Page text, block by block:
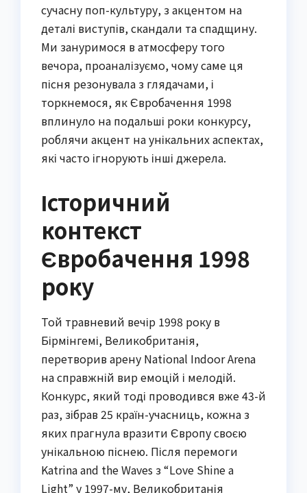
сучасну поп-культуру, з акцентом на
деталі виступів, скандали та спадщину.
Ми зануримося в атмосферу того
вечора, проаналізуємо, чому саме ця
пісня резонувала з глядачами, і
торкнемося, як Євробачення 1998
вплинуло на подальші роки конкурсу,
роблячи акцент на унікальних аспектах,
які часто ігнорують інші джерела.
Історичний
контекст
Євробачення 1998
року
Той травневий вечір 1998 року в
Бірмінгемі, Великобританія,
перетворив арену National Indoor Arena
на справжній вир емоцій і мелодій.
Конкурс, який тоді проводився вже 43-й
раз, зібрав 25 країн-учасниць, кожна з
яких прагнула вразити Європу своєю
унікальною піснею. Після перемоги
Katrina and the Waves з “Love Shine a
Light” у 1997-му, Великобританія